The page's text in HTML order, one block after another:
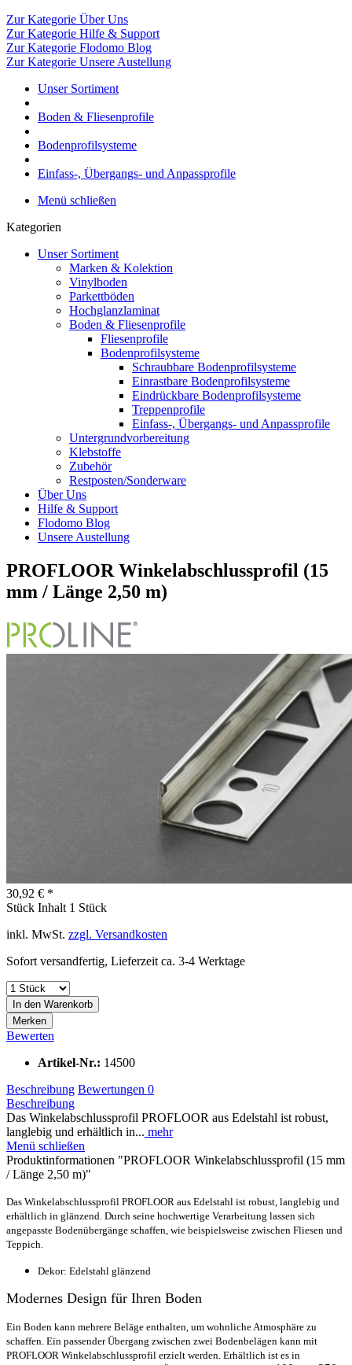
Zur Kategorie Über Uns
Zur Kategorie Hilfe & Support
Zur Kategorie Flodomo Blog
Zur Kategorie Unsere Austellung
Unser Sortiment
Boden & Fliesenprofile
Bodenprofilsysteme
Einfass-, Übergangs- und Anpassprofile
Menü schließen
Kategorien
Unser Sortiment
Marken & Kolektion
Vinylboden
Parkettböden
Hochglanzlaminat
Boden & Fliesenprofile
Fliesenprofile
Bodenprofilsysteme
Schraubbare Bodenprofilsysteme
Einrastbare Bodenprofilsysteme
Eindrückbare Bodenprofilsysteme
Treppenprofile
Einfass-, Übergangs- und Anpassprofile
Untergrundvorbereitung
Klebstoffe
Zubehör
Restposten/Sonderware
Über Uns
Hilfe & Support
Flodomo Blog
Unsere Austellung
PROFLOOR Winkelabschlussprofil (15
mm / Länge 2,50 m)
30,92 € *
Stück Inhalt 1 Stück
inkl. MwSt. zzgl. Versandkosten
Sofort versandfertig, Lieferzeit ca. 3-4 Werktage
In den Warenkorb
Merken
Bewerten
Artikel-Nr.: 14500
Beschreibung Bewertungen 0
Beschreibung
Das Winkelabschlussprofil PROFLOOR aus Edelstahl ist robust,
langlebig und erhältlich in... mehr
Menü schließen
Produktinformationen "PROFLOOR Winkelabschlussprofil (15 mm
/ Länge 2,50 m)"
Das Winkelabschlussprofil PROFLOOR aus Edelstahl ist robust, langlebig und
erhältlich in glänzend. Durch seine hochwertige Verarbeitung lassen sich
angepasste Bodenübergänge schaffen, wie beispielsweise zwischen Fliesen und
Teppich.
Dekor: Edelstahl glänzend
Modernes Design für Ihren Boden
Ein Boden kann mehrere Beläge enthalten, um wohnliche Atmosphäre zu
schaffen. Ein passender Übergang zwischen zwei Bodenbelägen kann mit
PROFLOOR Winkelabschlussprofil erzielt werden. Erhältlich ist es in